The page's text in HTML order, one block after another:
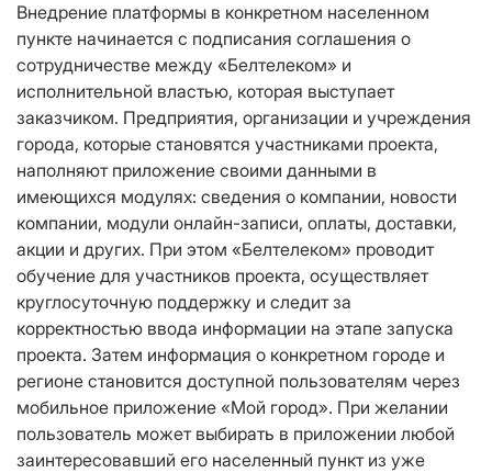
Внедрение платформы в конкретном населенном
пункте начинается с подписания соглашения о
сотрудничестве между «Белтелеком» и
исполнительной властью, которая выступает
заказчиком. Предприятия, организации и учреждения
города, которые становятся участниками проекта,
наполняют приложение своими данными в
имеющихся модулях: сведения о компании, новости
компании, модули онлайн-записи, оплаты, доставки,
акции и других. При этом «Белтелеком» проводит
обучение для участников проекта, осуществляет
круглосуточную поддержку и следит за
корректностью ввода информации на этапе запуска
проекта. Затем информация о конкретном городе и
регионе становится доступной пользователям через
мобильное приложение «Мой город». При желании
пользователь может выбирать в приложении любой
заинтересовавший его населенный пункт из уже